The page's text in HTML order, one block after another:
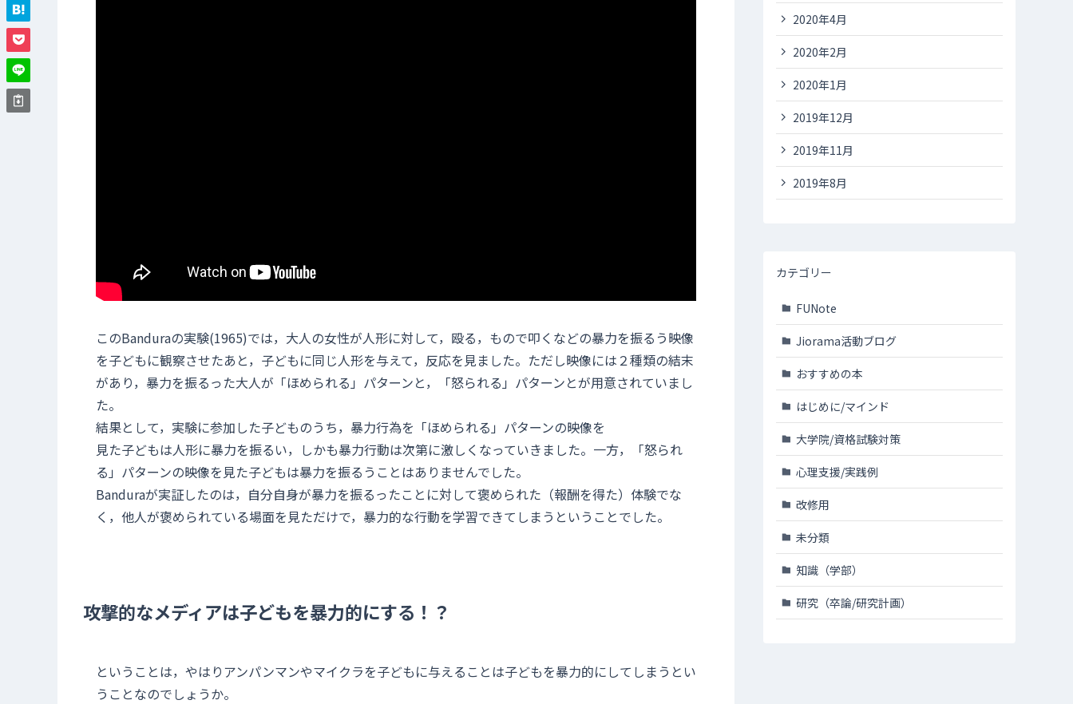
このBanduraの実験(1965)では，大人の女性が人形に対して，殴る，もので叩くなどの暴力を振るう映像
を子どもに観察させたあと，子どもに同じ人形を与えて，反応を見ました。ただし映像には２種類の結末
があり，暴力を振るった大人が「ほめられる」パターンと，「怒られる」パターンとが用意されていまし
た。
結果として，実験に参加した子どものうち，暴力行為を「ほめられる」パターンの映像を
見た子どもは人形に暴力を振るい，しかも暴力行動は次第に激しくなっていきました。一方，「怒られ
る」パターンの映像を見た子どもは暴力を振るうことはありませんでした。
Banduraが実証したのは，自分自身が暴力を振るったことに対して褒められた（報酬を得た）体験でな
く，他人が褒められている場面を見ただけで，暴力的な行動を学習できてしまうということでした。
攻撃的なメディアは子どもを暴力的にする！？
ということは，やはりアンパンマンやマイクラを子どもに与えることは子どもを暴力的にしてしまうとい
うことなのでしょうか。
2020年4月
2020年2月
2020年1月
2019年12月
2019年11月
2019年8月
カテゴリー
FUNote
Jiorama活動ブログ
おすすめの本
はじめに/マインド
大学院/資格試験対策
心理支援/実践例
改修用
未分類
知識（学部）
研究（卒論/研究計画）